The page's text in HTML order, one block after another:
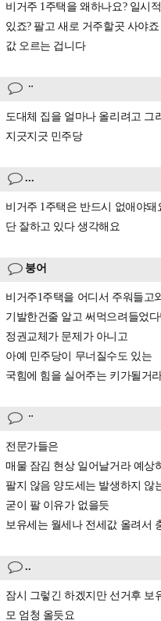
비거주 1주택을 왜하나요? 일시
있죠? 팔고 새로 거주할곳 사야
값 오르는 겁니다
ᆢ
도대체 집을 얼마나 올리려고 그
지긋지긋 민주당
...
비거주 1주택은 반드시 없애야
단 잘하고 있다 생각해요
붕어
비거주1주택을 어디서 주워들고
기발한건줄 알고 써먹으려들었
정권교체가 문제가 아니고
아예 민주당이 무너질수도 있는
국힘에 힘을 실어주는 키가될거
ᆢ
전문가들은
매물 잠김 현상 일어날거라 예상
팔지 않음 양도세는 발생하지 않
굳이 팔 이유가 없을듯
보유세는 월세나 전세값 올려서
..
잠시 그렇긴 하겠지만 선거후 보
모 엄청 올듯요